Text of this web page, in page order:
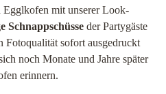
Egglkofen mit unserer Look-
Schnappschüsse der Partygäste
Fotoqualität sofort ausgedruckt
noch Monate und Jahre später
erinnern.